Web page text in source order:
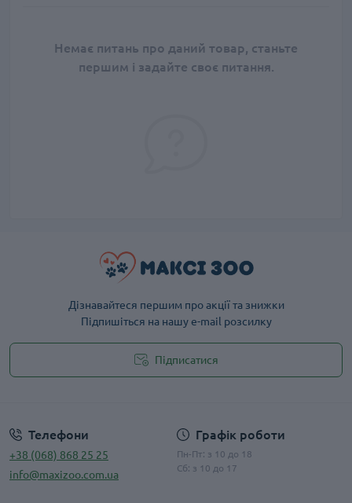
Немає питань про даний товар, станьте
першим і задайте своє питання.
Дізнавайтеся першим про акції та знижки
Підпишіться на нашу e-mail розсилку
Підписатися
Телефони
+38 (068) 868 25 25
info@maxizoo.com.ua
Графік роботи
Пн-Пт: з 10 до 18
Сб: з 10 до 17